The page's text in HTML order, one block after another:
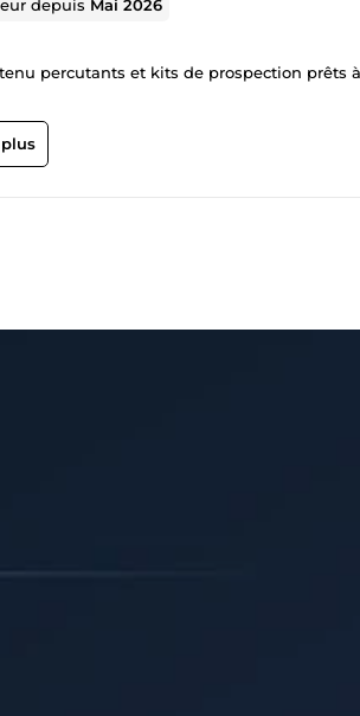
depuis Mai 2026
percutants et kits de prospection prêts à